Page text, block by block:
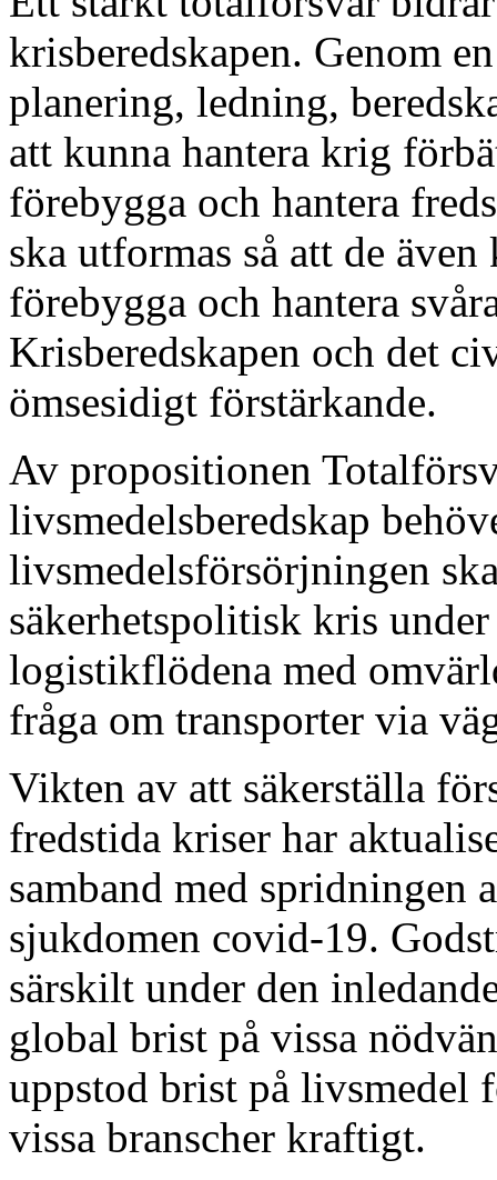
krisberedskapen. Genom
planering, ledning,
att kunna hantera krig
förebygga och hantera
ska utformas så att de
förebygga och hantera
Krisberedskapen och det
ömsesidigt förstärkande.
Av propositionen
livsmedelsberedskap
livsmedelsförsörjningen
säkerhetspolitisk kris
logistikflödena med
fråga om transporter via
Vikten av att säkerställa
fredstida kriser har
samband med spridningen
sjukdomen covid-19.
särskilt under den
global brist på vissa
uppstod brist på livsmedel
vissa branscher kraftigt.